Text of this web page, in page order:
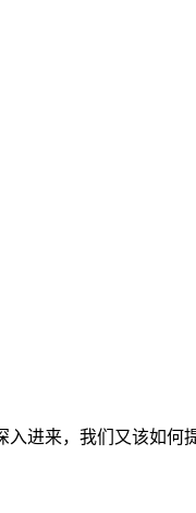
进来，我们又该如何